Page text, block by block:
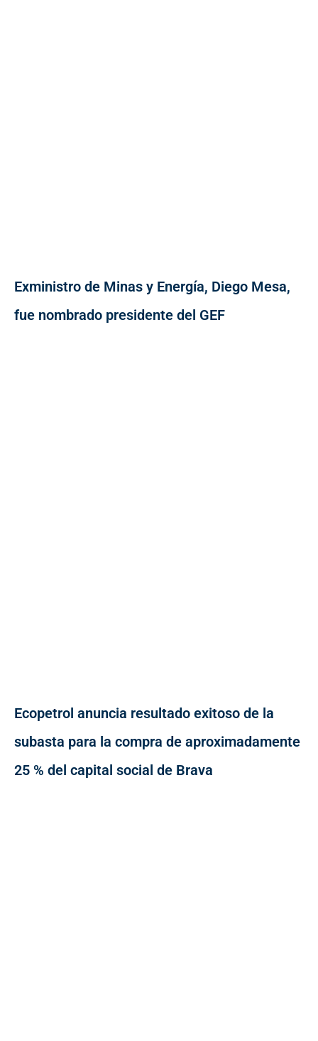
Exministro de Minas y Energía, Diego Mesa,
fue nombrado presidente del GEF
Ecopetrol anuncia resultado exitoso de la
subasta para la compra de aproximadamente
25 % del capital social de Brava